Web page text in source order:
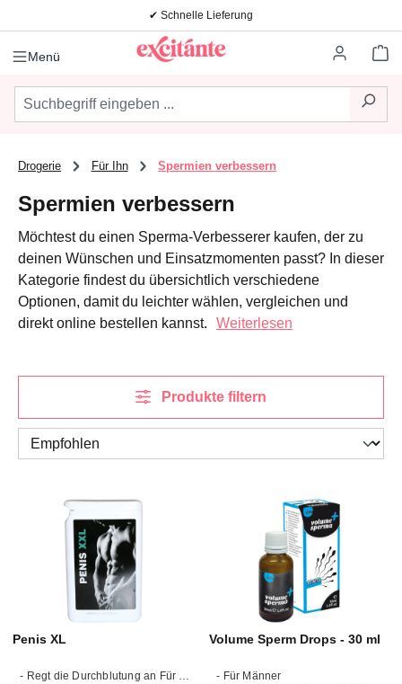
Zum Hauptinhalt springen✔ Schnelle Lieferung
Menü
Drogerie Für Ihn Spermien verbessern
Spermien verbessern
Möchtest du einen Sperma-Verbesserer kaufen, der zu
deinen Wünschen und Einsatzmomenten passt? In dieser
Kategorie findest du übersichtlich verschiedene
Optionen, damit du leichter wählen, vergleichen und
direkt online bestellen kannst.
Weiterlesen
Produkte filtern
Penis XL
- Regt die Durchblutung an Für eine lang anhaltende Erektion
Volume Sperm Drops - 30 ml
- Für Männer